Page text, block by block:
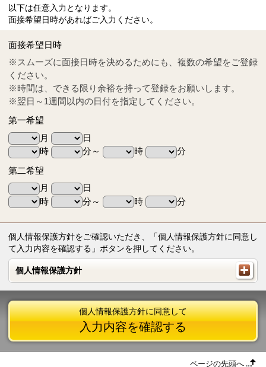
Tel
0570-55-0314
以下は任意入力となります。
面接希望日時があればご入力ください。
面接希望日時
※スムーズに面接日時を決めるためにも、複数の希望をご登録
ください。
※時間は、できる限り余裕を持って登録をお願いします。
※翌日～1週間以内の日付を指定してください。
第一希望
月
日
時
分～ 時
分
第二希望
月
日
時
分～ 時 分
個人情報保護方針をご確認いただき、「個人情報保護方針に同意し
て入力内容を確認する」ボタンを押してください。
個人情報保護方針
個人情報保護方針
個人情報保護方針に同意して
入力内容を確認する
ページの先頭へ